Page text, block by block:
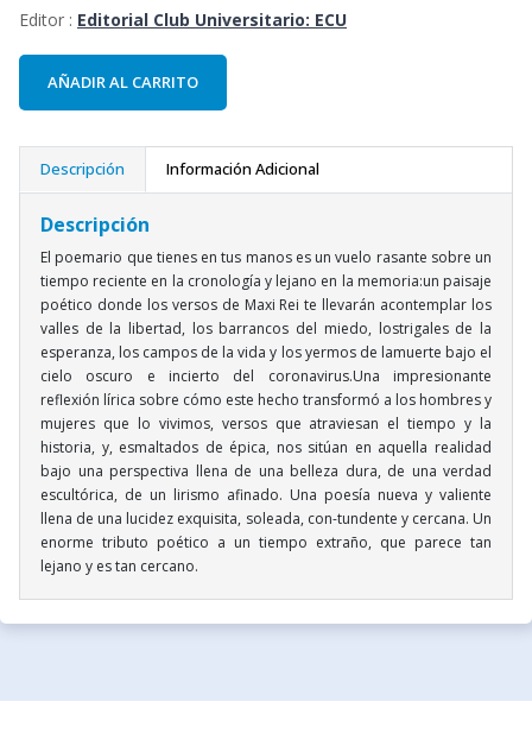
Editor : Editorial Club Universitario: ECU
AÑADIR AL CARRITO
Descripción Información Adicional
Descripción
El poemario que tienes en tus manos es un vuelo rasante sobre un
tiempo reciente en la cronología y lejano en la memoria:un paisaje
poético donde los versos de Maxi Rei te llevarán acontemplar los
valles de la libertad, los barrancos del miedo, lostrigales de la
esperanza, los campos de la vida y los yermos de lamuerte bajo el
cielo oscuro e incierto del coronavirus.Una impresionante
reflexión lírica sobre cómo este hecho transformó a los hombres y
mujeres que lo vivimos, versos que atraviesan el tiempo y la
historia, y, esmaltados de épica, nos sitúan en aquella realidad
bajo una perspectiva llena de una belleza dura, de una verdad
escultórica, de un lirismo afinado. Una poesía nueva y valiente
llena de una lucidez exquisita, soleada, con-tundente y cercana. Un
enorme tributo poético a un tiempo extraño, que parece tan
lejano y es tan cercano.